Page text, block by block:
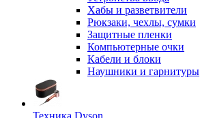
Хабы и разветвители
Рюкзаки, чехлы, сумки
Защитные пленки
Компьютерные очки
Кабели и блоки
Наушники и гарнитуры
Техника Dyson